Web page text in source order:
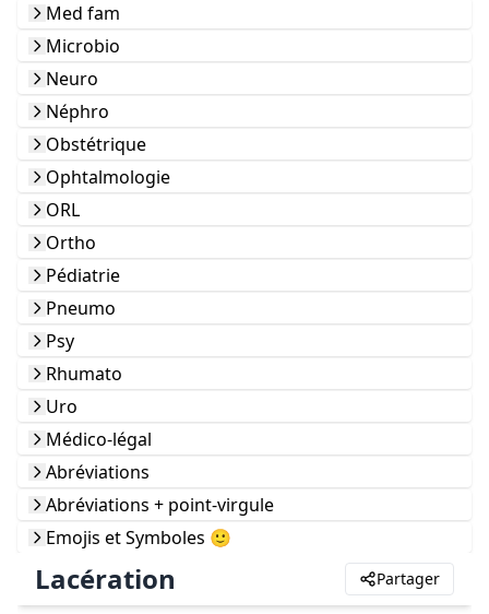
Med fam
Microbio
Neuro
Néphro
Obstétrique
Ophtalmologie
ORL
Ortho
Pédiatrie
Pneumo
Psy
Rhumato
Uro
Médico-légal
Abréviations
Abréviations + point-virgule
Emojis et Symboles 🙂
Lacération Partager